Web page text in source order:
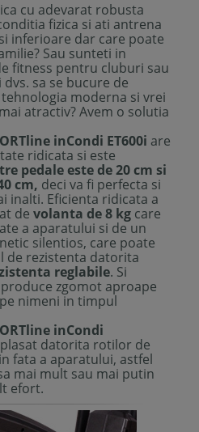
cu adevarat robusta
fizica si ati antrena
inferioare dar care poate
Sau sunteti in
fitness pentru cluburi sau
sa se bucure de
moderna si vrei
atractiv? Avem o solutia
inCondi ET600i are
ridicata si este
pedale este de 20 cm si
cm, deci va fi perfecta si
inalti. Eficienta ridicata a
de volanta de 8 kg care
a aparatului si de un
silentios, care poate
de rezistenta datorita
reglabile. Si
zgomot aproape
nimeni in timpul
inCondi
datorita rotilor de
fata a aparatului, astfel
mai mult sau mai putin
efort.